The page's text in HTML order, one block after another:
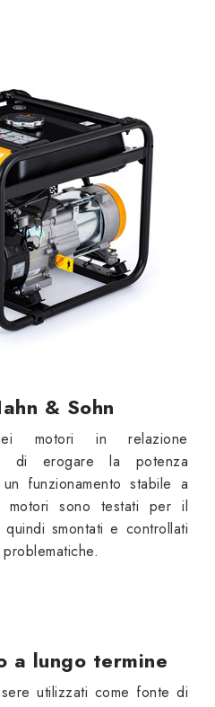
& Sohn
motori in relazione
di erogare la potenza
funzionamento stabile a
motori sono testati per il
smontati e controllati
a lungo termine
utilizzati come fonte di